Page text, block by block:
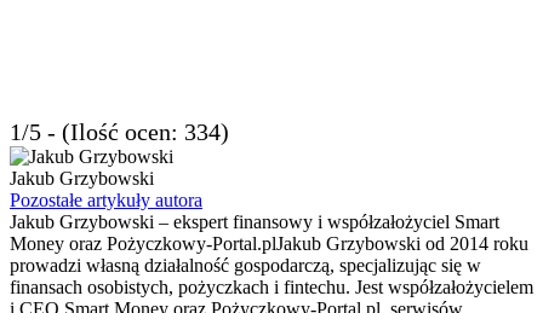
1/5 - (Ilość ocen: 334)
Jakub Grzybowski
Pozostałe artykuły autora
Jakub Grzybowski – ekspert finansowy i współzałożyciel Smart
Money oraz Pożyczkowy-Portal.plJakub Grzybowski od 2014 roku
prowadzi własną działalność gospodarczą, specjalizując się w
finansach osobistych, pożyczkach i fintechu. Jest współzałożycielem
i CEO Smart Money oraz Pożyczkowy-Portal.pl, serwisów